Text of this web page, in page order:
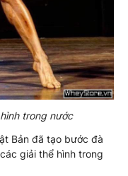
trong nước
Bản đã tạo bước đà
giải thể hình trong